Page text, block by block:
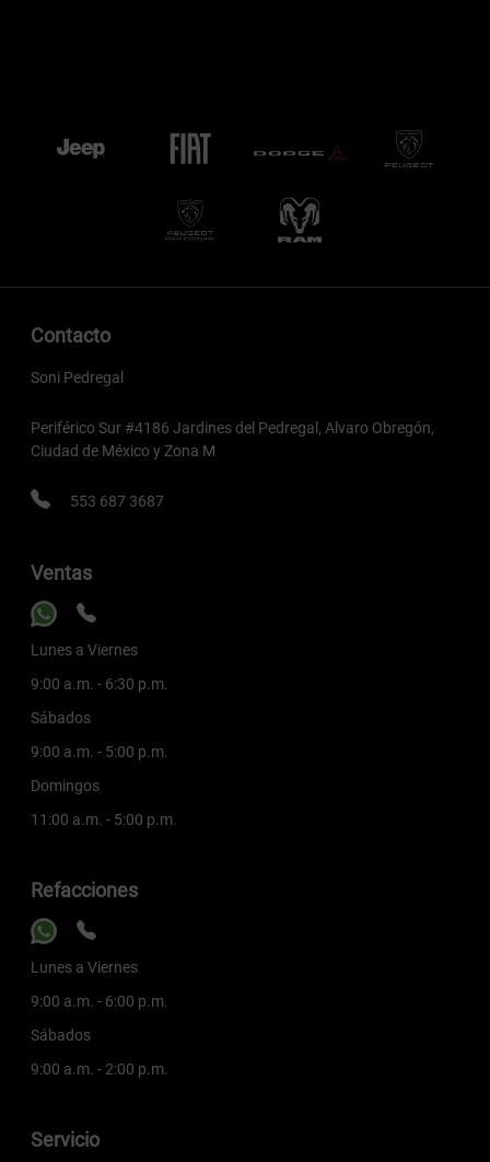
Contacto
Soni Pedregal
Periférico Sur #4186 Jardines del Pedregal, Alvaro Obregón,
Ciudad de México y Zona M
553 687 3687
Ventas
Lunes a Viernes
9:00 a.m. - 6:30 p.m.
Sábados
9:00 a.m. - 5:00 p.m.
Domingos
11:00 a.m. - 5:00 p.m.
Refacciones
Lunes a Viernes
9:00 a.m. - 6:00 p.m.
Sábados
9:00 a.m. - 2:00 p.m.
Servicio